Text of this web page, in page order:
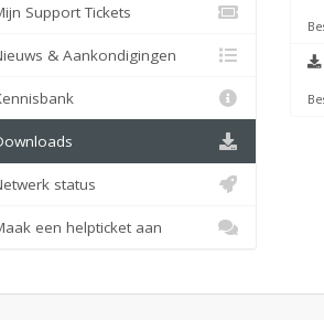
Support Tickets
& Aankondigingen
status
een helpticket aan